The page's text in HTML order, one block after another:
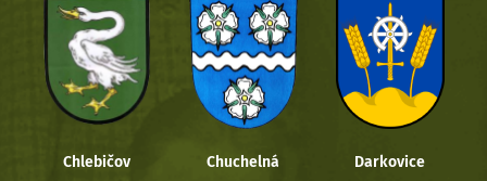
Chlebičov Chuchelná Darkovice